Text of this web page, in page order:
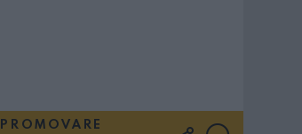
PROMOVARE
FOLLOW